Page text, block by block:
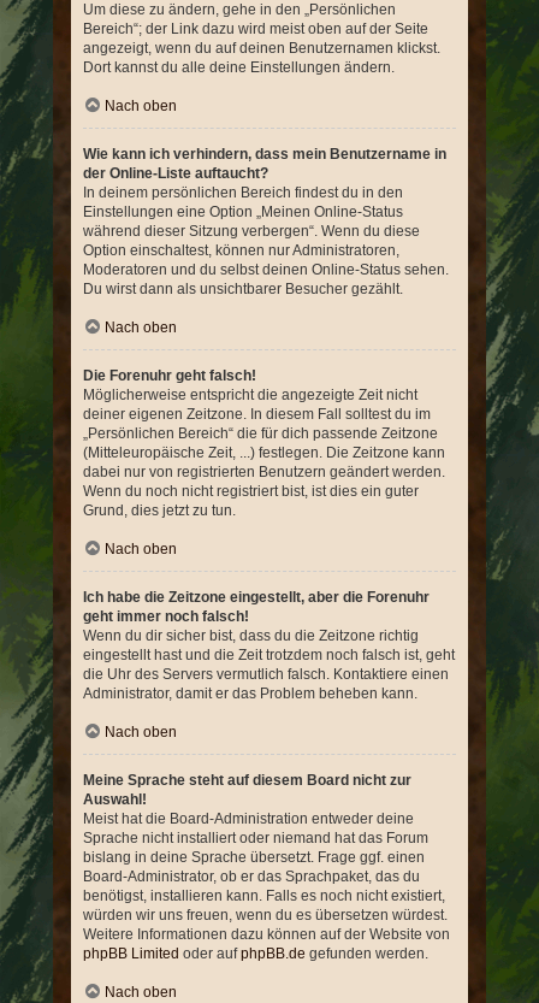
Um diese zu ändern, gehe in den „Persönlichen
Bereich“; der Link dazu wird meist oben auf der Seite
angezeigt, wenn du auf deinen Benutzernamen klickst.
Dort kannst du alle deine Einstellungen ändern.
Nach oben
Wie kann ich verhindern, dass mein Benutzername in
der Online-Liste auftaucht?
In deinem persönlichen Bereich findest du in den
Einstellungen eine Option „Meinen Online-Status
während dieser Sitzung verbergen“. Wenn du diese
Option einschaltest, können nur Administratoren,
Moderatoren und du selbst deinen Online-Status sehen.
Du wirst dann als unsichtbarer Besucher gezählt.
Nach oben
Die Forenuhr geht falsch!
Möglicherweise entspricht die angezeigte Zeit nicht
deiner eigenen Zeitzone. In diesem Fall solltest du im
„Persönlichen Bereich“ die für dich passende Zeitzone
(Mitteleuropäische Zeit, ...) festlegen. Die Zeitzone kann
dabei nur von registrierten Benutzern geändert werden.
Wenn du noch nicht registriert bist, ist dies ein guter
Grund, dies jetzt zu tun.
Nach oben
Ich habe die Zeitzone eingestellt, aber die Forenuhr
geht immer noch falsch!
Wenn du dir sicher bist, dass du die Zeitzone richtig
eingestellt hast und die Zeit trotzdem noch falsch ist, geht
die Uhr des Servers vermutlich falsch. Kontaktiere einen
Administrator, damit er das Problem beheben kann.
Nach oben
Meine Sprache steht auf diesem Board nicht zur
Auswahl!
Meist hat die Board-Administration entweder deine
Sprache nicht installiert oder niemand hat das Forum
bislang in deine Sprache übersetzt. Frage ggf. einen
Board-Administrator, ob er das Sprachpaket, das du
benötigst, installieren kann. Falls es noch nicht existiert,
würden wir uns freuen, wenn du es übersetzen würdest.
Weitere Informationen dazu können auf der Website von
phpBB Limited oder aufphpBB.de gefunden werden.
Nach oben